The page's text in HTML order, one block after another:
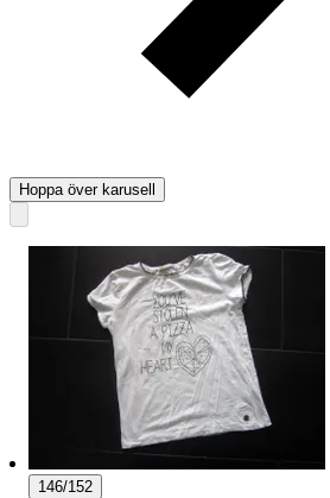
Hoppa över karusell
146/152